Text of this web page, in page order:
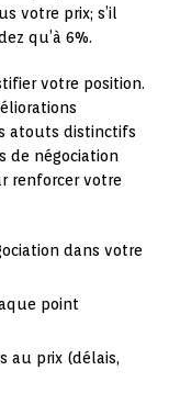
votre prix; s’il
qu’à 6%.
votre position.
atouts distinctifs
de négociation
renforcer votre
dans votre
point
au prix (délais,